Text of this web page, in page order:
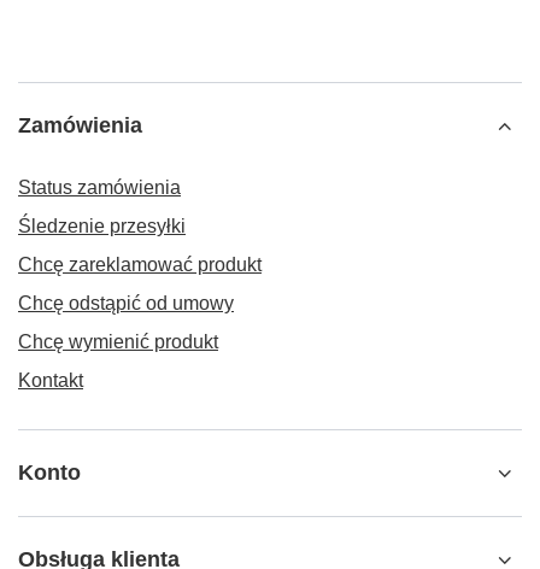
Zamówienia
Status zamówienia
Śledzenie przesyłki
Chcę zareklamować produkt
Chcę odstąpić od umowy
Chcę wymienić produkt
Kontakt
Konto
Obsługa klienta